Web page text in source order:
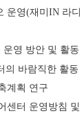
운영(재미IN 라
영 방안 및 활
의 바람직한 활
계획 연구
센터 운영방침